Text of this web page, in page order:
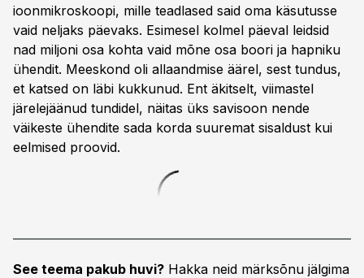
ioonmikroskoopi, mille teadlased said oma käsutusse
vaid neljaks päevaks. Esimesel kolmel päeval leidsid
nad miljoni osa kohta vaid mõne osa boori ja hapniku
ühendit. Meeskond oli allaandmise äärel, sest tundus,
et katsed on läbi kukkunud. Ent äkitselt, viimastel
järelejäänud tundidel, näitas üks savisoon nende
väikeste ühendite sada korda suuremat sisaldust kui
eelmised proovid.
See teema pakub huvi? Hakka neid märksõnu jälgima